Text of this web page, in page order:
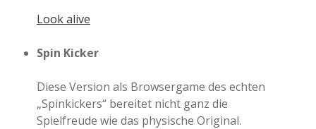
Look alive
Spin Kicker
Diese Version als Browsergame des echten
„Spinkickers“ bereitet nicht ganz die
Spielfreude wie das physische Original.